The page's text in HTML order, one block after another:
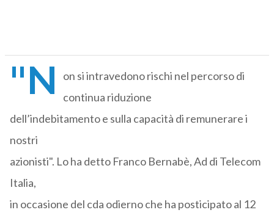
"N
on si intravedono rischi nel percorso di
continua riduzione
dell’indebitamento e sulla capacità di remunerare i
nostri
azionisti". Lo ha detto Franco Bernabè, Ad di Telecom
Italia,
in occasione del cda odierno che ha posticipato al 12